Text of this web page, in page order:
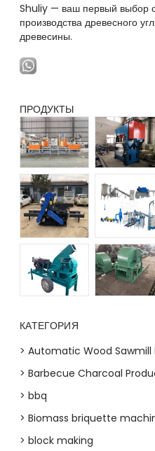
Shuliy — ваш первый выбор
производства древесного
древесины.
ПРОДУКТЫ
КАТЕГОРИЯ
> Automatic Wood Sawmill
> Barbecue Charcoal
> bbq
> Biomass briquette
> block making